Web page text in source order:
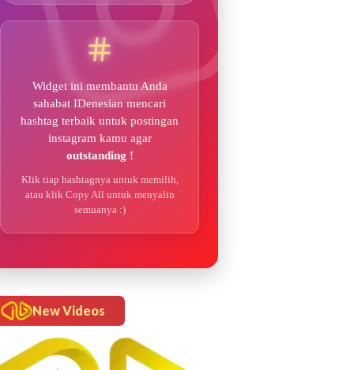
Widget ini membantu Anda
sahabat IDenesian mencari
hashtag terbaik untuk postingan
instagram kamu agar
outstanding !
Klik tiap hashtagnya untuk memilih,
atau klik Copy All untuk menyalin
semuanya :)
New Videos